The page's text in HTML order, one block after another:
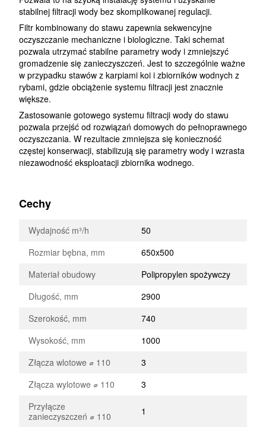
stabilnej filtracji wody bez skomplikowanej regulacji.
Filtr kombinowany do stawu zapewnia sekwencyjne
oczyszczanie mechaniczne i biologiczne. Taki schemat
pozwala utrzymać stabilne parametry wody i zmniejszyć
gromadzenie się zanieczyszczeń. Jest to szczególnie ważne
w przypadku stawów z karpiami koi i zbiorników wodnych z
rybami, gdzie obciążenie systemu filtracji jest znacznie
większe.
Zastosowanie gotowego systemu filtracji wody do stawu
pozwala przejść od rozwiązań domowych do pełnoprawnego
oczyszczania. W rezultacie zmniejsza się konieczność
częstej konserwacji, stabilizują się parametry wody i wzrasta
niezawodność eksploatacji zbiornika wodnego.
Cechy
Wydajność m³/h
50
Rozmiar bębna, mm
650x500
Materiał obudowy
Polipropylen spożywczy
Długość, mm
2900
Szerokość, mm
740
Wysokość, mm
1000
Złącza wlotowe ⌀ 110
3
Złącza wylotowe ⌀ 110
3
Przyłącze
zanieczyszczeń ⌀ 110
1